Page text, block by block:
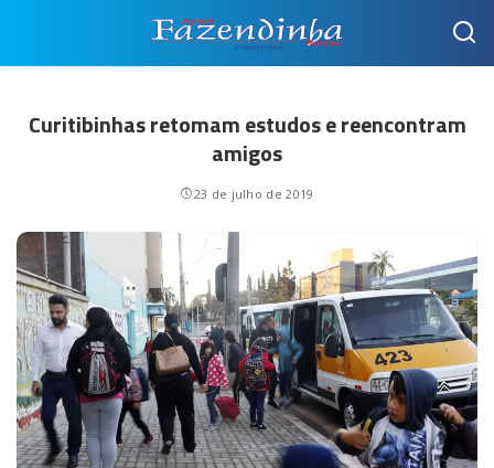
Curitibinhas retomam estudos e reencontram
amigos
23 de julho de 2019